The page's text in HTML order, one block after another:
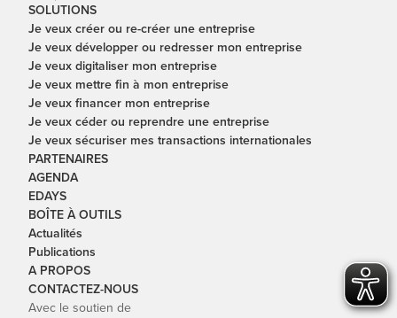
SOLUTIONS
Je veux créer ou re-créer une entreprise
Je veux développer ou redresser mon entreprise
Je veux digitaliser mon entreprise
Je veux mettre fin à mon entreprise
Je veux financer mon entreprise
Je veux céder ou reprendre une entreprise
Je veux sécuriser mes transactions internationales
PARTENAIRES
AGENDA
EDAYS
BOÎTE À OUTILS
Actualités
Publications
A PROPOS
CONTACTEZ-NOUS
Avec le soutien de